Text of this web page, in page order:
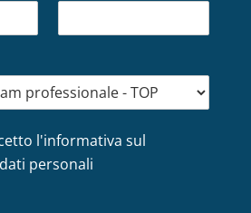
l'informativa sul
personali